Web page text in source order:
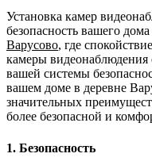
Установка камер
безопасность вашего
Варусово, где
камеры видеонаблюдения
вашей системы
вашем доме в деревне
значительных
более безопасной и
1. Безопасность